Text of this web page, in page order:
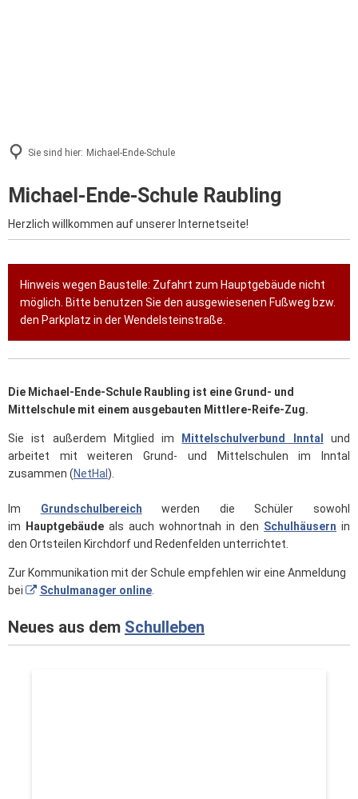
Sie sind hier: Michael-Ende-Schule
Michael-Ende-Schule Raubling
Herzlich willkommen auf unserer Internetseite!
Hinweis wegen Baustelle: Zufahrt zum Hauptgebäude nicht
möglich. Bitte benutzen Sie den ausgewiesenen Fußweg bzw.
den Parkplatz in der Wendelsteinstraße.
Die Michael-Ende-Schule Raubling ist eine Grund- und
Mittelschule mit einem ausgebauten Mittlere-Reife-Zug.
Sie ist außerdem Mitglied im Mittelschulverbund Inntal
und
arbeitet mit weiteren Grund- und Mittelschulen im Inntal
zusammen (NetHaI ).
Im Grundschulbereich werden die Schüler sowohl
im
Hauptgebäude als auch wohnortnah in den Schulhäusern in
den Ortsteilen Kirchdorf und Redenfelden unterrichtet.
Zur Kommunikation mit der Schule empfehlen wir eine Anmeldung
bei
Schulmanager online.
Neues aus dem Schulleben